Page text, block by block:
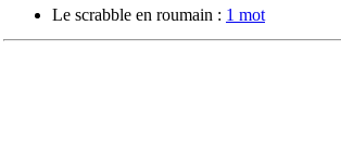
Le scrabble en roumain : 1 mot